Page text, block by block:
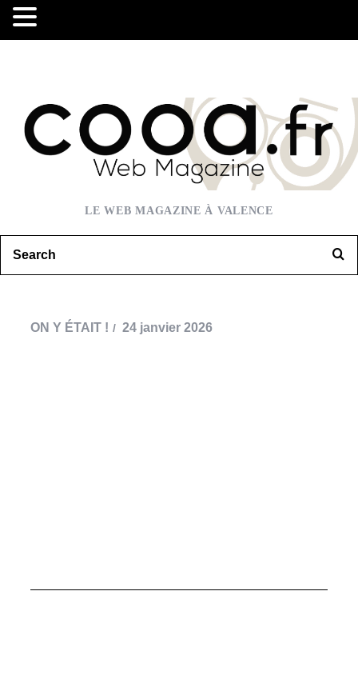
LE WEB MAGAZINE À VALENCE
ON Y ÉTAIT ! 24 janvier 2026